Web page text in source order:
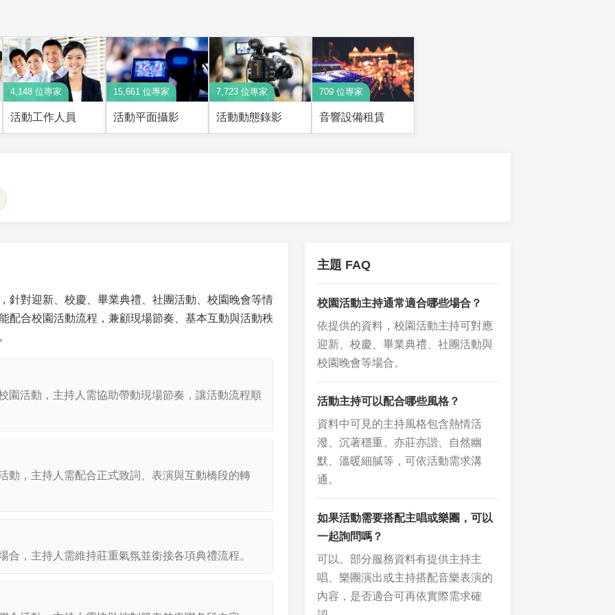
4,148 位專家
活動工作人員
15,661 位專家
活動平面攝影
7,723 位專家
活動動態錄影
709 位專家
音響設備租賃
針對迎新、校慶、畢業典禮、社團活動、校園晚會等情
配合校園活動流程，兼顧現場節奏、基本互動與活動秩
園活動，主持人需協助帶動現場節奏，讓活動流程順
動，主持人需配合正式致詞、表演與互動橋段的轉
合，主持人需維持莊重氣氛並銜接各項典禮流程。
主題 FAQ
校園活動主持通常適合哪些場合？
依提供的資料，校園活動主持可對應
迎新、校慶、畢業典禮、社團活動與
校園晚會等場合。
活動主持可以配合哪些風格？
資料中可見的主持風格包含熱情活
潑、沉著穩重、亦莊亦諧、自然幽
默、溫暖細膩等，可依活動需求溝
通。
如果活動需要搭配主唱或樂團，可以
一起詢問嗎？
可以。部分服務資料有提供主持主
唱、樂團演出或主持搭配音樂表演的
內容，是否適合可再依實際需求確